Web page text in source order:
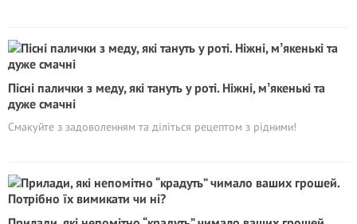
Пісні палички з меду, які тануть у роті. Ніжні, мʼякенькі та
дуже смачні
Смакуйте з задоволенням та діліться рецептом з рідними!